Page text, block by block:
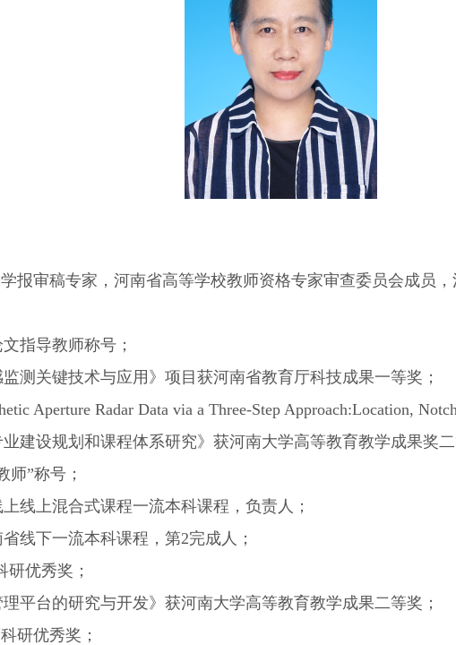
报审稿专家，河南省高等学校教师资格专家审查委员会成员，
指导教师称号；
测关键技术与应用》项目获河南省教育厅科技成果一等奖；
Aperture Radar Data via a Three-Step Approach:Location,
建设规划和课程体系研究》获河南大学高等教育教学成果奖二
师”称号；
线上混合式课程一流本科课程，负责人；
线下一流本科课程，第2完成人；
研优秀奖；
平台的研究与开发》获河南大学高等教育教学成果二等奖；
研优秀奖；